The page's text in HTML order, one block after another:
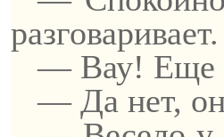
разговаривает.
— Вау! Еще
— Да нет,